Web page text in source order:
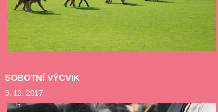
SOBOTNÍ VÝCVIK
3. 10. 2017